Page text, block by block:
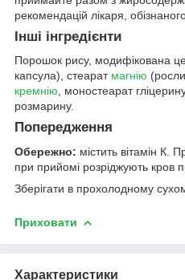
рекомендацій лікаря,
Інші інгредієнти
Порошок рису, модифікована
капсула), стеарат магнію
кремнію, моностеарат
розмарину.
Попередження
Обережно: містить вітамін К.
при прийомі розріджують кров
Зберігати в прохолодному
Приховати
Характеристики